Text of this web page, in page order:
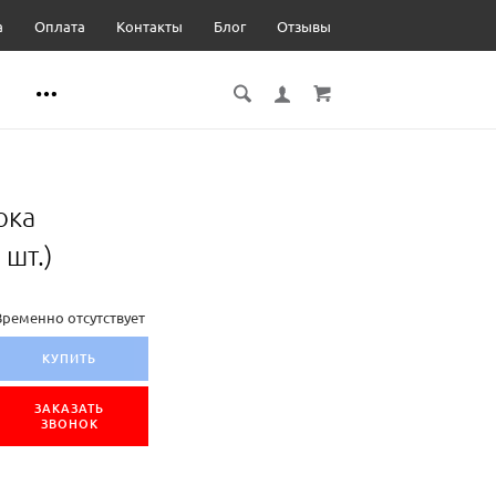
Оплата Контакты Блог Отзывы
отсутствует
КУПИТЬ
ЗАКАЗАТЬ
ЗВОНОК